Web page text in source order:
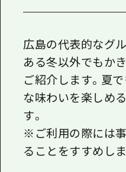
広島の代表的なグル
ある冬以外でもか
ご紹介します。夏
な味わいを楽しめ
す。
※ご利用の際には
ることをすすめしま